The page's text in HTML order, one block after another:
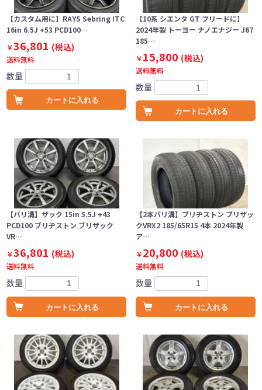
【カスタム用に】RAYS Sebring ITC
16in 6.5J +53 PCD100…
￥36,801 (税込)
送料無料
数量
カートに入れる
【10系 シエンタ GT フリードに】
2024年製 トーヨー ナノエナジー J67
185…
￥15,800 (税込)
送料無料
数量
カートに入れる
【バリ溝】ザック 15in 5.5J +43
PCD100 ブリヂストン ブリザック
VR…
￥36,801 (税込)
送料無料
数量
カートに入れる
【2本バリ溝】ブリヂストン ブリザッ
クVRX2 185/65R15 4本 2024年製
ア…
￥20,800 (税込)
送料無料
数量
カートに入れる